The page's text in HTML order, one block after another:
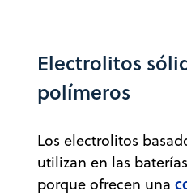
Electrolitos
polímeros
Los electrolitos
utilizan en las
porque ofrecen una